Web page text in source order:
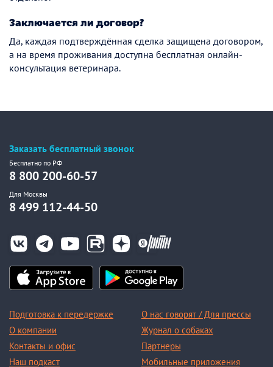
Заключается ли договор?
Да, каждая подтверждённая сделка защищена договором,
а на время проживания доступна бесплатная онлайн-
консультация ветеринара.
Заказать бесплатный звонок
Бесплатно по РФ
8 800 200-60-57
Для Москвы
8 499 112-44-50
Подготовка к передержке
О компании
Контакты и офис
Наш подкаст
О нас говорят / Для прессы
Журнал о собаках
Партнеры
Мобильные приложения